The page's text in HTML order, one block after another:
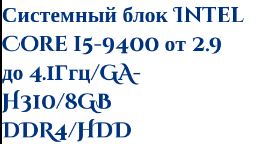
Системный блок Intel
Core i5-9400 от 2.9
до 4.1Ггц/GA-
H310/8GB
DDR4/HDD